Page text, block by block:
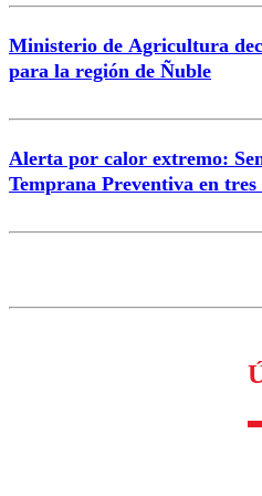
Ministerio de Agricultura
para la región de Ñuble
Alerta por calor extremo:
Temprana Preventiva en tres